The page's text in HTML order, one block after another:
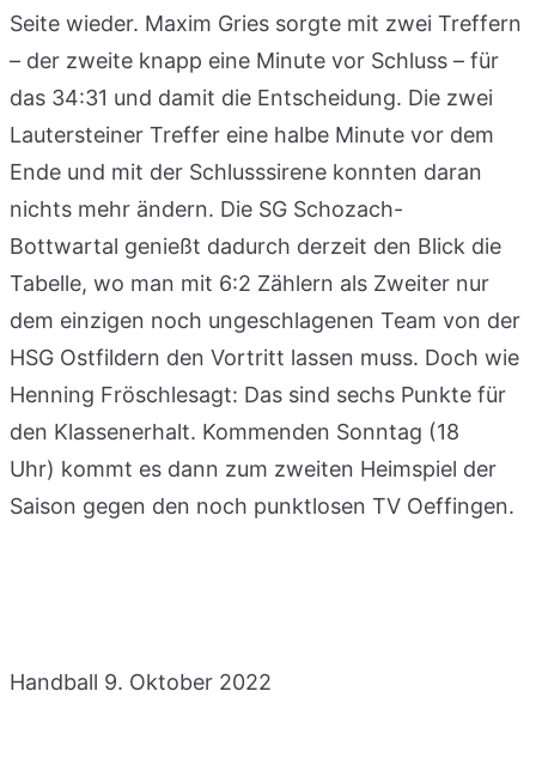
Seite wieder. Maxim Gries sorgte mit zwei Treffern
– der zweite knapp eine Minute vor Schluss – für
das 34:31 und damit die Entscheidung. Die zwei
Lautersteiner Treffer eine halbe Minute vor dem
Ende und mit der Schlusssirene konnten daran
nichts mehr ändern. Die SG Schozach-
Bottwartal genießt dadurch derzeit den Blick die
Tabelle, wo man mit 6:2 Zählern als Zweiter nur
dem einzigen noch ungeschlagenen Team von der
HSG Ostfildern den Vortritt lassen muss. Doch wie
Henning Fröschlesagt: Das sind sechs Punkte für
den Klassenerhalt. Kommenden Sonntag (18
Uhr) kommt es dann zum zweiten Heimspiel der
Saison gegen den noch punktlosen TV Oeffingen.
Handball 9. Oktober 2022